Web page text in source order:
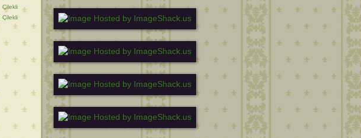
Çilekli
Çilekli